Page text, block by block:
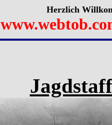
Herzlich